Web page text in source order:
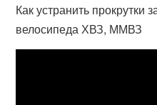
Как устранить прокрутки
велосипеда ХВЗ, ММВЗ